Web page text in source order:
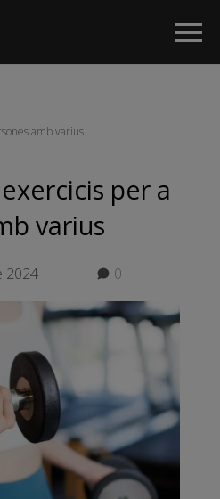
amb varius
per a
varius
2024 0